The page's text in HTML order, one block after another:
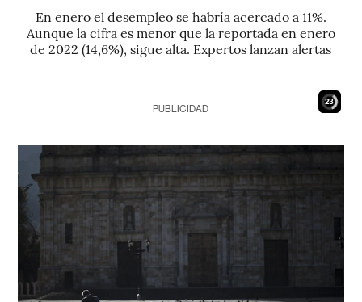
En enero el desempleo se habría acercado a 11%.
Aunque la cifra es menor que la reportada en enero
de 2022 (14,6%), sigue alta. Expertos lanzan alertas
21
PUBLICIDAD